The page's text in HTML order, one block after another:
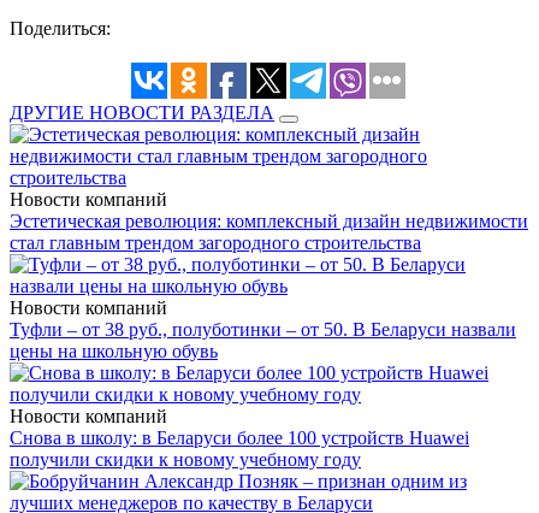
Поделиться:
ДРУГИЕ НОВОСТИ РАЗДЕЛА
Новости компаний
Эстетическая революция: комплексный дизайн недвижимости
стал главным трендом загородного строительства
Новости компаний
Туфли – от 38 руб., полуботинки – от 50. В Беларуси назвали
цены на школьную обувь
Новости компаний
Снова в школу: в Беларуси более 100 устройств Huawei
получили скидки к новому учебному году